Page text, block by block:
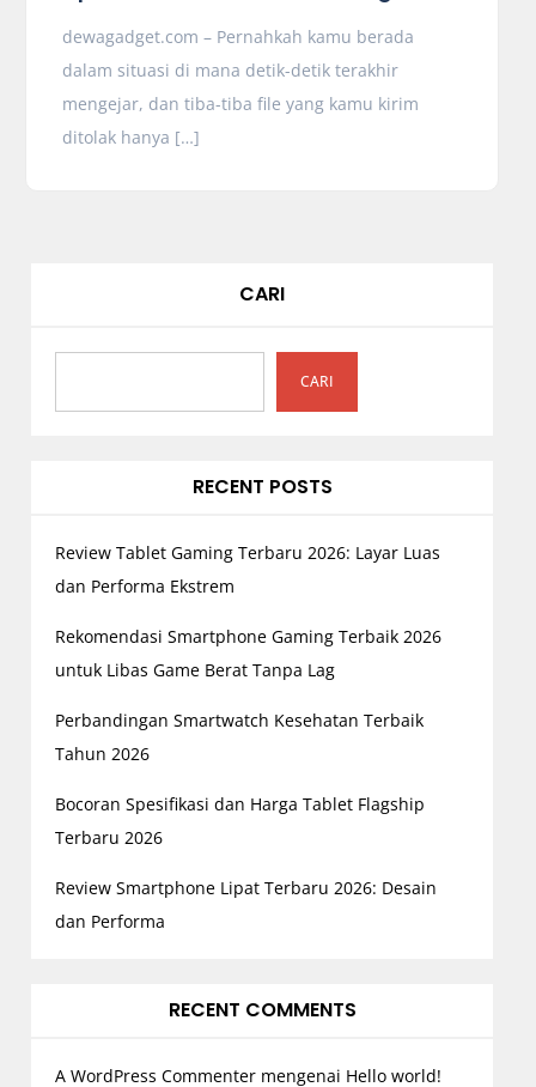
dewagadget.com – Pernahkah kamu berada
dalam situasi di mana detik-detik terakhir
mengejar, dan tiba-tiba file yang kamu kirim
ditolak hanya […]
CARI
CARI
RECENT POSTS
Review Tablet Gaming Terbaru 2026: Layar Luas
dan Performa Ekstrem
Rekomendasi Smartphone Gaming Terbaik 2026
untuk Libas Game Berat Tanpa Lag
Perbandingan Smartwatch Kesehatan Terbaik
Tahun 2026
Bocoran Spesifikasi dan Harga Tablet Flagship
Terbaru 2026
Review Smartphone Lipat Terbaru 2026: Desain
dan Performa
RECENT COMMENTS
A WordPress Commentermengenai Hello world!